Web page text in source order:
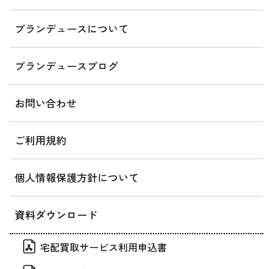
ブランデュースについて
ブランデュースブログ
お問い合わせ
ご利用規約
個人情報保護方針について
資料ダウンロード
宅配買取サービス利用申込書